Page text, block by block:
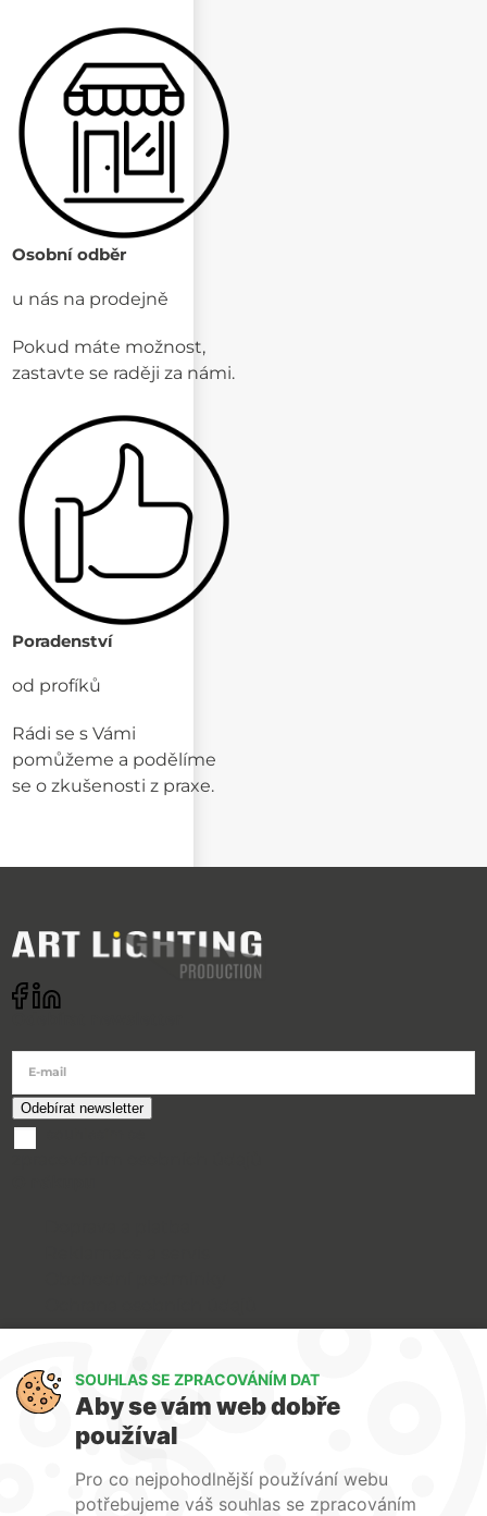
Osobní odběr
u nás na prodejně
Pokud máte možnost,
zastavte se raději za námi.
Poradenství
od profíků
Rádi se s Vámi
pomůžeme a podělíme
se o zkušenosti z praxe.
E-mail
O nás
Služby
Kontakty
SOUHLAS SE ZPRACOVÁNÍM DAT
Aby se vám web dobře
používal
Pro co nejpohodlnější používání webu
potřebujeme váš souhlas se zpracováním